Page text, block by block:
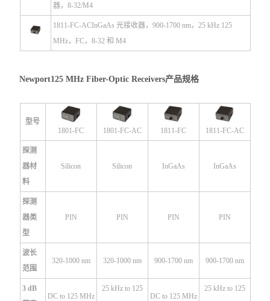
器，8-32/M4
1811-FC-ACInGaAs 光接收器，900-1700 nm，25 kHz 125
MHz，FC，8-32 和 M4
Newport125 MHz Fiber-Optic Receivers​产品规格
型号
1801-FC
1801-FC-AC 1811-FC 1811-FC-AC
探测
器材
料
Silicon Silicon InGaAs InGaAs
探测
器类
型
PIN PIN PIN PIN
波长
范围
320-1000 nm 320-1000 nm 900-1700 nm 900-1700 nm
3 dB
DC to 125 MHz
25 kHz to 125
DC to 125 MHz
25 kHz to 125